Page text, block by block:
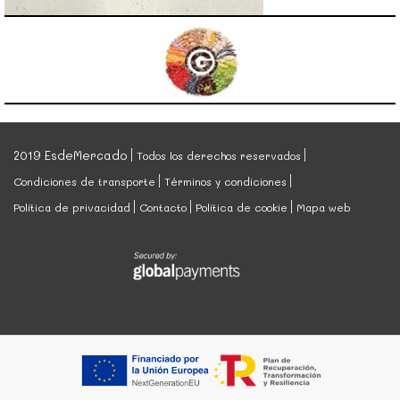
2019 EsdeMercado
Todos los derechos reservados
Condiciones de transporte
Términos y condiciones
Política de privacidad
Contacto Política de cookie Mapa web